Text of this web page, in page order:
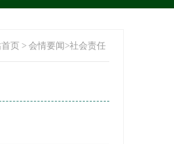
首页 > 会情要闻>社会责任